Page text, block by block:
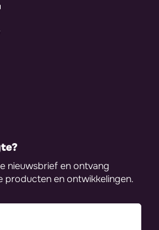
nieuwsbrief en ontvang
producten en ontwikkelingen.